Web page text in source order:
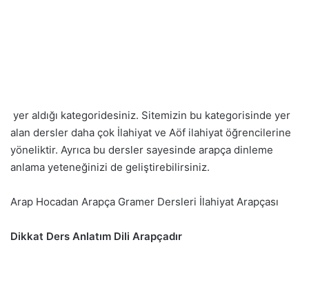
yer aldığı kategoridesiniz. Sitemizin bu kategorisinde yer
alan dersler daha çok İlahiyat ve Aöf ilahiyat öğrencilerine
yöneliktir. Ayrıca bu dersler sayesinde arapça dinleme
anlama yeteneğinizi de geliştirebilirsiniz.
Arap Hocadan Arapça Gramer Dersleri İlahiyat Arapçası
Dikkat Ders Anlatım Dili Arapçadır